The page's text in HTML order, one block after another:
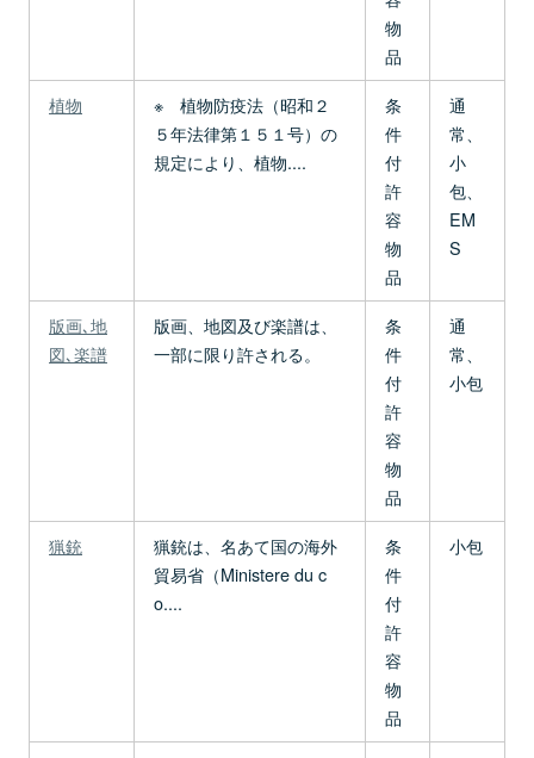
物
品
植物
※ 植物防疫法（昭和２
５年法律第１５１号）の
規定により、植物....
条
件
付
許
容
物
品
通
常、
小
包、
EM
S
版画､地
図､楽譜
版画、地図及び楽譜は、
一部に限り許される。
条
件
付
許
容
物
品
通
常、
小包
猟銃
猟銃は、名あて国の海外
貿易省（Ministere du c
o....
条
件
付
許
容
物
品
小包